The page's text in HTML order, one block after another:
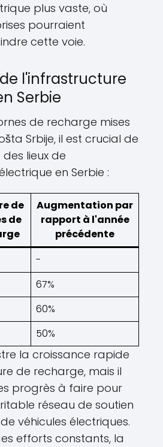
plus vaste, où
pourraient
cette voie.
l'infrastructure
Serbie
de recharge mises
Srbije, il est crucial de
lieux de
en Serbie :
de
de
Augmentation par
rapport à l'année
précédente
-
67%
60%
50%
la croissance rapide
de recharge, mais il
progrès à faire pour
réseau de soutien
véhicules électriques.
efforts constants, la